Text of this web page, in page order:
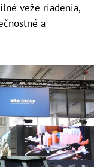
veže riadenia,
a